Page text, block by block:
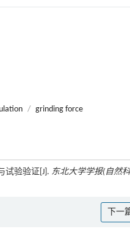
/ grinding force
试验验证[J]. 东北大学学报(自然
下一